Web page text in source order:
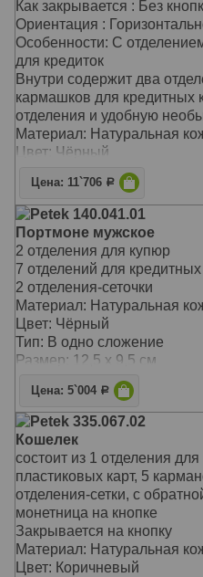
Как закрывается : Без
Ориентация :
Особенности: С
для кредиток
Внутри содержит два
кармашков для кредитных
отделения и удобную
Материал: Натуральная
Цвет: Чёрный
Тип: в одно сложение
Размер: 11х1,7х9,8 см
Цена: 11`706 Р
Petek 140.041.01
Портмоне мужское
2 отделения для купюр
7 отделений для кредитных
2 отделения-сеточки
Материал: Натуральная
Цвет: Чёрный
Тип: В одно сложение
Размер: 12,5 х 9,5 см
Цена: 5`004 Р
Petek 335.067.02
Кошелек
состоит из 1 отделения
пластиковых карт, 5
отделения-сетки, с
монетница на кнопке
Закрывается на кнопку
Материал: Натуральная
Цвет: Коричневый